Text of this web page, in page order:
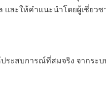
และให้คำแนะนำโดยผู้เชี่ยว
ระสบการณ์ที่สมจริง จากร